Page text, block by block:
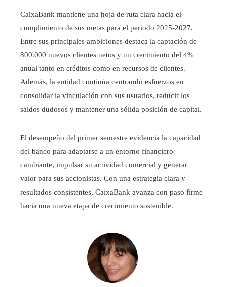
CaixaBank mantiene una hoja de ruta clara hacia el
cumplimiento de sus metas para el periodo 2025-2027.
Entre sus principales ambiciones destaca la captación de
800.000 nuevos clientes netos y un crecimiento del 4%
anual tanto en créditos como en recursos de clientes.
Además, la entidad continúa centrando esfuerzos en
consolidar la vinculación con sus usuarios, reducir los
saldos dudosos y mantener una sólida posición de capital.
El desempeño del primer semestre evidencia la capacidad
del banco para adaptarse a un entorno financiero
cambiante, impulsar su actividad comercial y generar
valor para sus accionistas. Con una estrategia clara y
resultados consistentes, CaixaBank avanza con paso firme
hacia una nueva etapa de crecimiento sostenible.